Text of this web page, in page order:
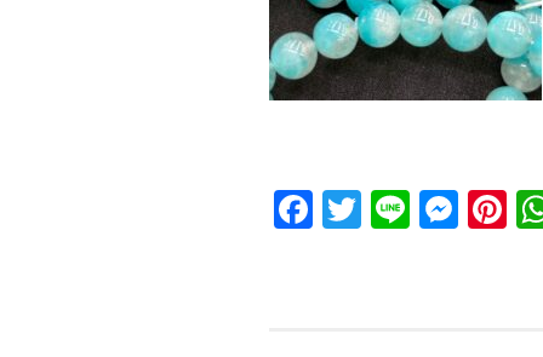
FacebookTwitterLine